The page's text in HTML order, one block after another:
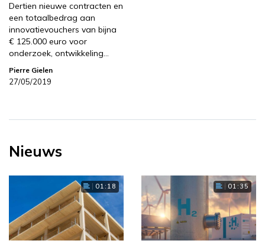
Dertien nieuwe contracten en
een totaalbedrag aan
innovatievouchers van bijna
€ 125.000 euro voor
onderzoek, ontwikkeling…
Pierre Gielen
27/05/2019
Nieuws
01:18 01:35